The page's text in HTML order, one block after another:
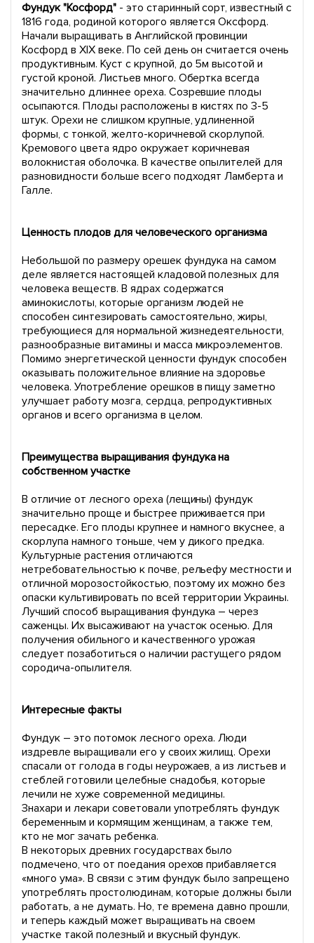
Фундук "Косфорд"- это старинный сорт, известный с
1816 года, родиной которого является Оксфорд.
Начали выращивать в Английской провинции
Косфорд в ХIХ веке. По сей день он считается очень
продуктивным. Куст с крупной, до 5м высотой и
густой кроной. Листьев много. Обертка всегда
значительно длиннее ореха. Созревшие плоды
осыпаются. Плоды расположены в кистях по 3-5
штук. Орехи не слишком крупные, удлиненной
формы, с тонкой, желто-коричневой скорлупой.
Кремового цвета ядро окружает коричневая
волокнистая оболочка. В качестве опылителей для
разновидности больше всего подходят Ламберта и
Галле.
Ценность плодов для человеческого организма
Небольшой по размеру орешек фундука на самом
деле является настоящей кладовой полезных для
человека веществ. В ядрах содержатся
аминокислоты, которые организм людей не
способен синтезировать самостоятельно, жиры,
требующиеся для нормальной жизнедеятельности,
разнообразные витамины и масса микроэлементов.
Помимо энергетической ценности фундук способен
оказывать положительное влияние на здоровье
человека. Употребление орешков в пищу заметно
улучшает работу мозга, сердца, репродуктивных
органов и всего организма в целом.
Преимущества выращивания фундука на
собственном участке
В отличие от лесного ореха (лещины) фундук
значительно проще и быстрее приживается при
пересадке. Его плоды крупнее и намного вкуснее, а
скорлупа намного тоньше, чем у дикого предка.
Культурные растения отличаются
нетребовательностью к почве, рельефу местности и
отличной морозостойкостью, поэтому их можно без
опаски культивировать по всей территории Украины.
Лучший способ выращивания фундука – через
саженцы. Их высаживают на участок осенью. Для
получения обильного и качественного урожая
следует позаботиться о наличии растущего рядом
сородича-опылителя.
Интересные факты
Фундук – это потомок лесного ореха. Люди
издревле выращивали его у своих жилищ. Орехи
спасали от голода в годы неурожаев, а из листьев и
стеблей готовили целебные снадобья, которые
лечили не хуже современной медицины.
Знахари и лекари советовали употреблять фундук
беременным и кормящим женщинам, а также тем,
кто не мог зачать ребенка.
В некоторых древних государствах было
подмечено, что от поедания орехов прибавляется
«много ума». В связи с этим фундук было запрещено
употреблять простолюдинам, которые должны были
работать, а не думать. Но, те времена давно прошли,
и теперь каждый может выращивать на своем
участке такой полезный и вкусный фундук.